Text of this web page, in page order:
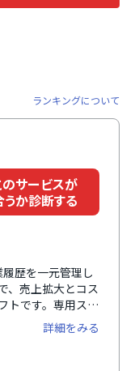
ランキングについて
のサービスが
うか診断する
歴を一元管理し
、売上拡大とコス
トです。専用スキ
スキャンして
オペレーターの
れます。これに
詳細をみる